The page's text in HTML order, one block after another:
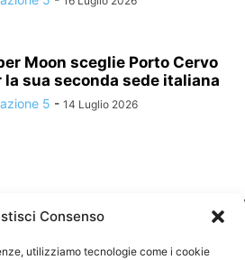
Moon sceglie Porto Cervo
la sua seconda sede italiana
5 - 14 Luglio 2026
Consenso
utilizziamo tecnologie come i cookie